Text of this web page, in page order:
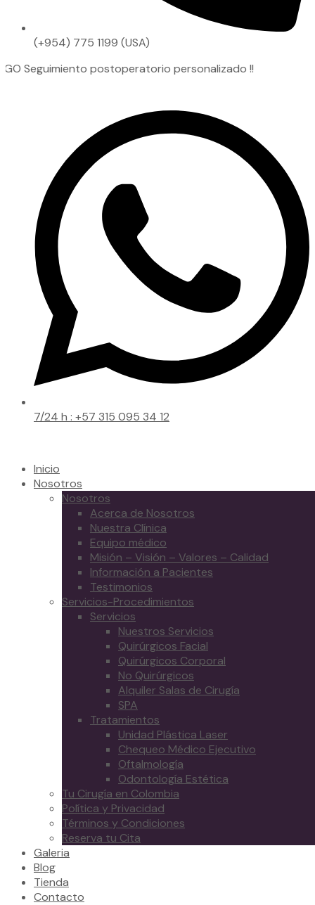
(+954) 775 1199 (USA)
postoperatorio personalizado !!
7/24 h : +57 315 095 34 12
Inicio
Nosotros
Nosotros
Acerca de Nosotros
Nuestra Clínica
Equipo médico
Misión – Visión – Valores – Calidad
Información a Pacientes
Testimonios
Servicios-Procedimientos
Servicios
Nuestros Servicios
Quirúrgicos Facial
Quirúrgicos Corporal
No Quirúrgicos
Alquiler Salas de Cirugía
SPA
Tratamientos
Unidad Plástica Laser
Chequeo Médico Ejecutivo
Oftalmología
Odontología Estética
Tu Cirugía en Colombia
Política y Privacidad
Términos y Condiciones
Reserva tu Cita
Galeria
Blog
Tienda
Contacto